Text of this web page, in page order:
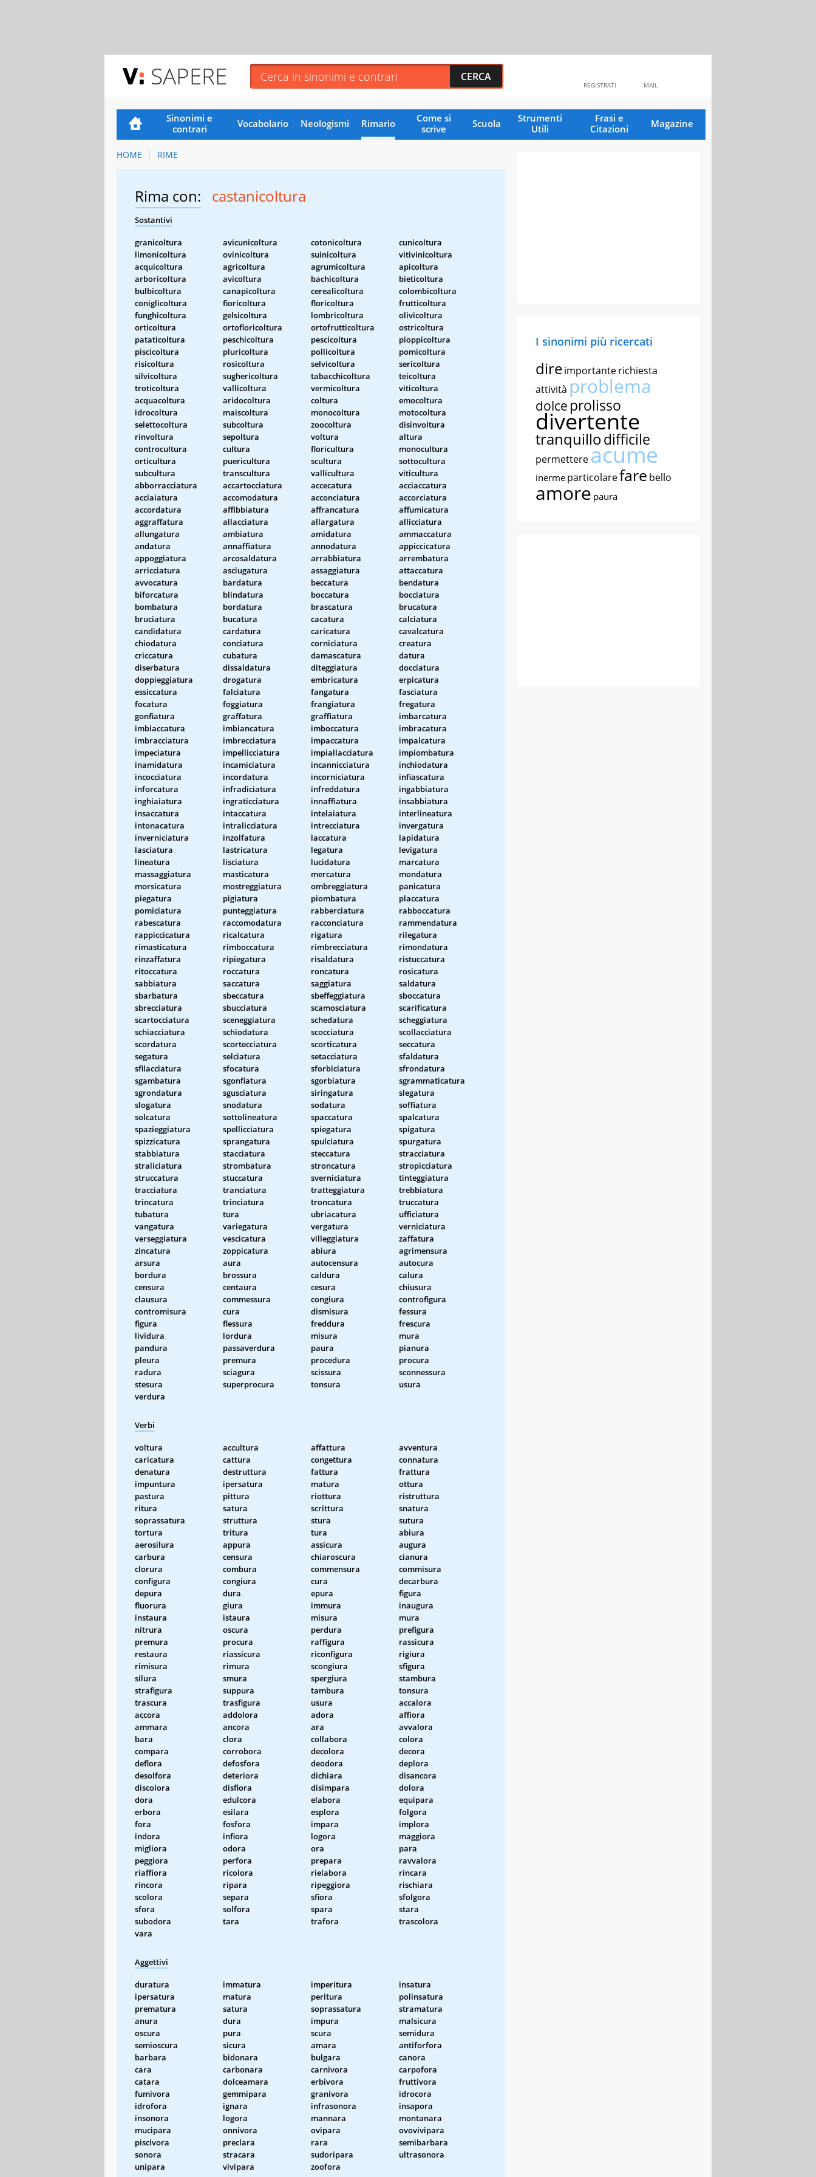
SAPERE MAIL
REGISTRATI
Sinonimi e
contrari
Vocabolario Neologismi Rimario
Come si
scrive
Scuola
Strumenti
Utili
Frasi e
Citazioni
Magazine
HOME RIME
Rima con: castanicoltura
Sostantivi
granicoltura avicunicoltura cotonicoltura
cunicoltura
limonicoltura
ovinicoltura suinicoltura
vitivinicoltura
acquicoltura
agricoltura agrumicoltura
apicoltura
arboricoltura
avicoltura bachicoltura
bieticoltura
bulbicoltura
canapicoltura cerealicoltura
colombicoltura
coniglicoltura
fioricoltura floricoltura
frutticoltura
funghicoltura
gelsicoltura lombricoltura
olivicoltura
orticoltura
ortofloricoltura ortofrutticoltura
ostricoltura
pataticoltura
peschicoltura pescicoltura
pioppicoltura
piscicoltura
pluricoltura pollicoltura
pomicoltura
risicoltura
rosicoltura selvicoltura
sericoltura
silvicoltura
sughericoltura tabacchicoltura
teicoltura
troticoltura
vallicoltura vermicoltura
viticoltura
acquacoltura
aridocoltura coltura
emocoltura
idrocoltura
maiscoltura monocoltura
motocoltura
selettocoltura
subcoltura zoocoltura
disinvoltura
rinvoltura
sepoltura voltura
altura
controcultura
cultura floricultura
monocultura
orticultura
puericultura scultura
sottocultura
subcultura
transcultura vallicultura
viticultura
abborracciatura
accartocciatura accecatura
acciaccatura
acciaiatura
accomodatura acconciatura
accorciatura
accordatura
affibbiatura affrancatura
affumicatura
aggraffatura
allacciatura allargatura
allicciatura
allungatura
ambiatura amidatura
ammaccatura
andatura
annaffiatura annodatura
appiccicatura
appoggiatura
arcosaldatura arrabbiatura
arrembatura
arricciatura
asciugatura assaggiatura
attaccatura
avvocatura
bardatura beccatura
bendatura
biforcatura
blindatura boccatura
bocciatura
bombatura
bordatura brascatura
brucatura
bruciatura
bucatura cacatura
calciatura
candidatura
cardatura caricatura
cavalcatura
chiodatura
conciatura corniciatura
creatura
criccatura
cubatura damascatura
datura
diserbatura
dissaldatura diteggiatura
docciatura
doppieggiatura
drogatura embricatura
erpicatura
essiccatura
falciatura fangatura
fasciatura
focatura
foggiatura frangiatura
fregatura
gonfiatura
graffatura graffiatura
imbarcatura
imbiaccatura
imbiancatura imboccatura
imbracatura
imbracciatura
imbrecciatura impaccatura
impalcatura
impeciatura
impellicciatura impiallacciatura
impiombatura
inamidatura
incamiciatura incannicciatura
inchiodatura
incocciatura
incordatura incorniciatura
infiascatura
inforcatura
infradiciatura infreddatura
ingabbiatura
inghiaiatura
ingraticciatura innaffiatura
insabbiatura
insaccatura
intaccatura intelaiatura
interlineatura
intonacatura
intralicciatura intrecciatura
invergatura
inverniciatura
inzolfatura laccatura
lapidatura
lasciatura
lastricatura legatura
levigatura
lineatura
lisciatura lucidatura
marcatura
massaggiatura
masticatura mercatura
mondatura
morsicatura
mostreggiatura ombreggiatura
panicatura
piegatura
pigiatura piombatura
placcatura
pomiciatura
punteggiatura rabberciatura
rabboccatura
rabescatura
raccomodatura racconciatura
rammendatura
rappiccicatura
ricalcatura rigatura
rilegatura
rimasticatura
rimboccatura rimbrecciatura
rimondatura
rinzaffatura
ripiegatura risaldatura
ristuccatura
ritoccatura
roccatura roncatura
rosicatura
sabbiatura
saccatura saggiatura
saldatura
sbarbatura
sbeccatura sbeffeggiatura
sboccatura
sbrecciatura
sbucciatura scamosciatura
scarificatura
scartocciatura
sceneggiatura schedatura
scheggiatura
schiacciatura
schiodatura scocciatura
scollacciatura
scordatura
scortecciatura scorticatura
seccatura
segatura
selciatura setacciatura
sfaldatura
sfilacciatura
sfocatura sforbiciatura
sfrondatura
sgambatura
sgonfiatura sgorbiatura
sgrammaticatura
sgrondatura
sgusciatura siringatura
slegatura
slogatura
snodatura sodatura
soffiatura
solcatura
sottolineatura spaccatura
spalcatura
spazieggiatura
spellicciatura spiegatura
spigatura
spizzicatura
sprangatura spulciatura
spurgatura
stabbiatura
stacciatura steccatura
stracciatura
straliciatura
strombatura stroncatura
stropicciatura
struccatura
stuccatura sverniciatura
tinteggiatura
tracciatura
tranciatura tratteggiatura
trebbiatura
trincatura
trinciatura troncatura
truccatura
tubatura
tura ubriacatura
ufficiatura
vangatura
variegatura vergatura
verniciatura
verseggiatura
vescicatura villeggiatura
zaffatura
zincatura
zoppicatura abiura
agrimensura
arsura
aura autocensura
autocura
bordura
brossura caldura
calura
censura
centaura cesura
chiusura
clausura
commessura congiura
controfigura
contromisura
cura dismisura
fessura
figura
flessura freddura
frescura
lividura
lordura misura
mura
pandura
passaverdura paura
pianura
pleura
premura procedura
procura
radura
sciagura scissura
sconnessura
stesura
superprocura tonsura
usura
verdura
Verbi
voltura accultura affattura
avventura
caricatura
cattura congettura
connatura
denatura
destruttura fattura
frattura
impuntura
ipersatura matura
ottura
pastura
pittura riottura
ristruttura
ritura
satura scrittura
snatura
soprassatura
struttura stura
sutura
tortura
tritura tura
abiura
aerosilura
appura assicura
augura
carbura
censura chiaroscura
cianura
clorura
combura commensura
commisura
configura
congiura cura
decarbura
depura
dura epura
figura
fluorura
giura immura
inaugura
instaura
istaura misura
mura
nitrura
oscura perdura
prefigura
premura
procura raffigura
rassicura
restaura
riassicura riconfigura
rigiura
rimisura
rimura scongiura
sfigura
silura
smura spergiura
stambura
strafigura
suppura tambura
tonsura
trascura
trasfigura usura
accalora
accora
addolora adora
affiora
ammara
ancora ara
avvalora
bara
clora collabora
colora
compara
corrobora decolora
decora
deflora
defosfora deodora
deplora
desolfora
deteriora dichiara
disancora
discolora
disfiora disimpara
dolora
dora
edulcora elabora
equipara
erbora
esilara esplora
folgora
fora
fosfora impara
implora
indora
infiora logora
maggiora
migliora
odora ora
para
peggiora
perfora prepara
ravvalora
riaffiora
ricolora rielabora
rincara
rincora
ripara ripeggiora
rischiara
scolora
separa sfiora
sfolgora
sfora
solfora spara
stara
subodora
tara trafora
trascolora
vara
Aggettivi
duratura immatura imperitura
insatura
ipersatura
matura peritura
polinsatura
prematura
satura soprassatura
stramatura
anura
dura impura
malsicura
oscura
pura scura
semidura
semioscura
sicura amara
antiforfora
barbara
bidonara bulgara
canora
cara
carbonara carnivora
carpofora
catara
dolceamara erbivora
fruttivora
fumivora
gemmipara granivora
idrocora
idrofora
ignara infrasonora
insapora
insonora
logora mannara
montanara
mucipara
onnivora ovipara
ovovivipara
piscivora
preclara rara
semibarbara
sonora
stracara sudoripara
ultrasonora
unipara
vivipara zoofora
I sinonimi più ricercati
direimportanterichiesta
attività problema
dolce prolisso
divertente
tranquillodifficile
permettereacume
inerme particolarefare bello
amore paura